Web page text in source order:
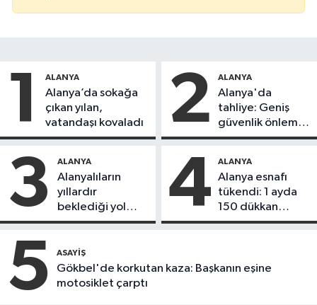
1 ALANYA
Alanya’da sokağa
çıkan yılan,
vatandaşı kovaladı
2 ALANYA
Alanya'da
tahliye: Geniş
güvenlik önlemi
alındı
3 ALANYA
Alanyalıların
yıllardır
beklediği yol
askıdan döndü
4 ALANYA
Alanya esnafı
tükendi: 1 ayda
150 dükkan
kapandı
5 ASAYIŞ
Gökbel'de korkutan kaza: Başkanın eşine
motosiklet çarptı